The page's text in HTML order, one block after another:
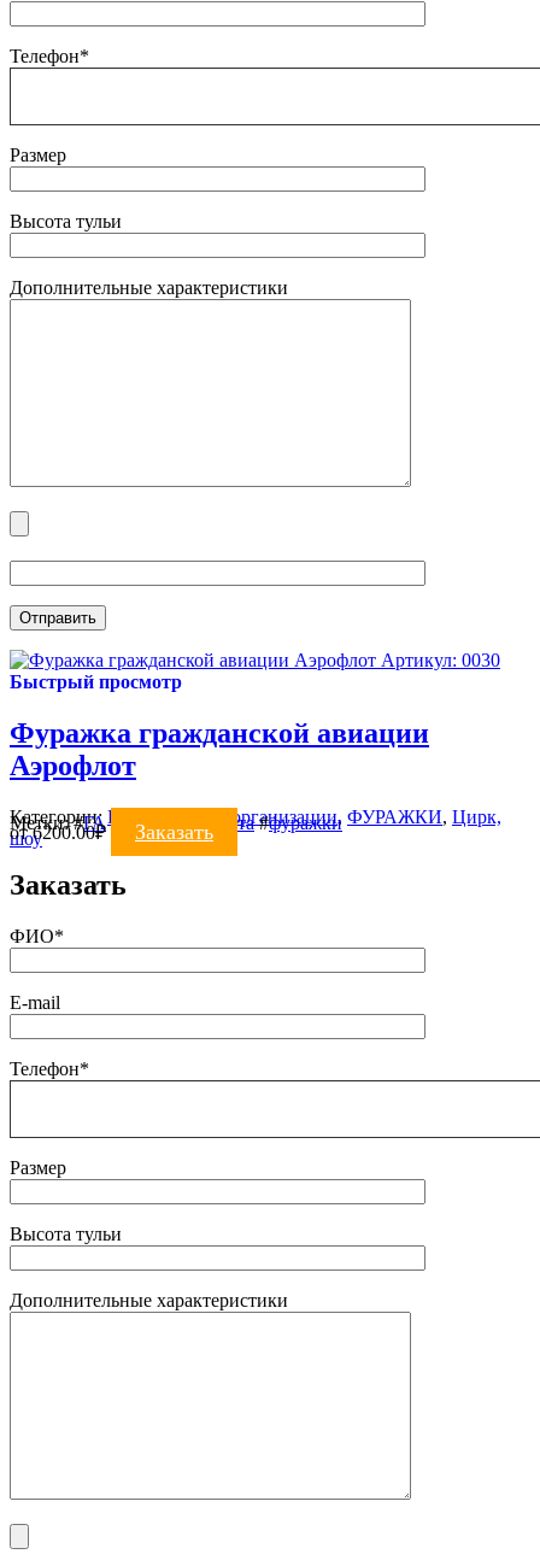
Телефон*
Размер
Высота тульи
Дополнительные характеристики
Артикул: 0030
Быстрый просмотр
Фуражка гражданской авиации
Аэрофлот
Категории: Коммерческие организации, ФУРАЖКИ, Цирк,
шоу
Метки:#ГА# фуражка пилота#фуражки
от6200.00₽ Заказать
Заказать
ФИО*
E-mail
Телефон*
Размер
Высота тульи
Дополнительные характеристики